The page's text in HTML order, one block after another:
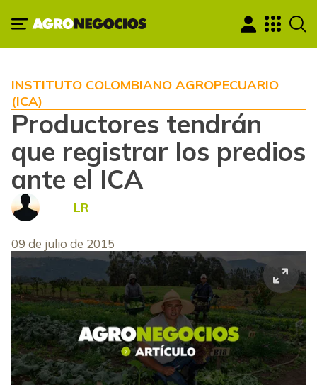
INSTITUTO COLOMBIANO AGROPECUARIO
(ICA)
Productores tendrán
que registrar los predios
ante el ICA
LR
09 de julio de 2015